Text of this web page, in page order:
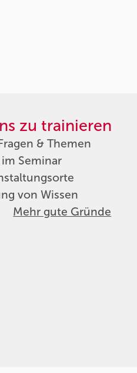
zu trainieren
& Themen
Seminar
von Wissen
Mehr gute Gründe